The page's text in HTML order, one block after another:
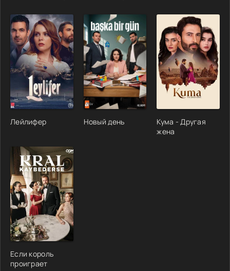
Лейлифер Новый день
Кума - Другая
жена
Если король
проиграет